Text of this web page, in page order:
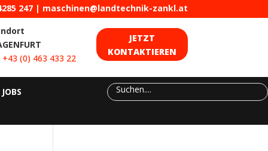
247| maschinen@landtechnik-zankl.at
+43 (0) 463 433 22
JETZT
KONTAKTIEREN
JOBS